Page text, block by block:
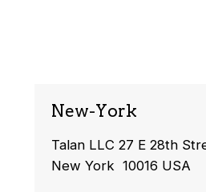
New-York
Talan LLC 27 E 28th
New York 10016 USA